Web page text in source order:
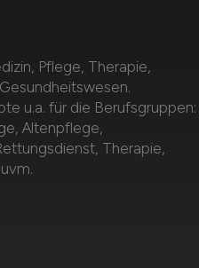
Pflege, Therapie,
u.a. für die Berufsgruppen:
Altenpflege,
Therapie,